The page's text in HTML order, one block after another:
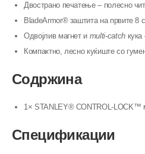
Двострано печатење – полесно
BladeArmor® заштита на првите 8
Одвојлив магнет и multi-catchкука
Компактно, лесно куќиште со
Содржина
1× STANLEY® CONTROL-LOCK™
Спецификации